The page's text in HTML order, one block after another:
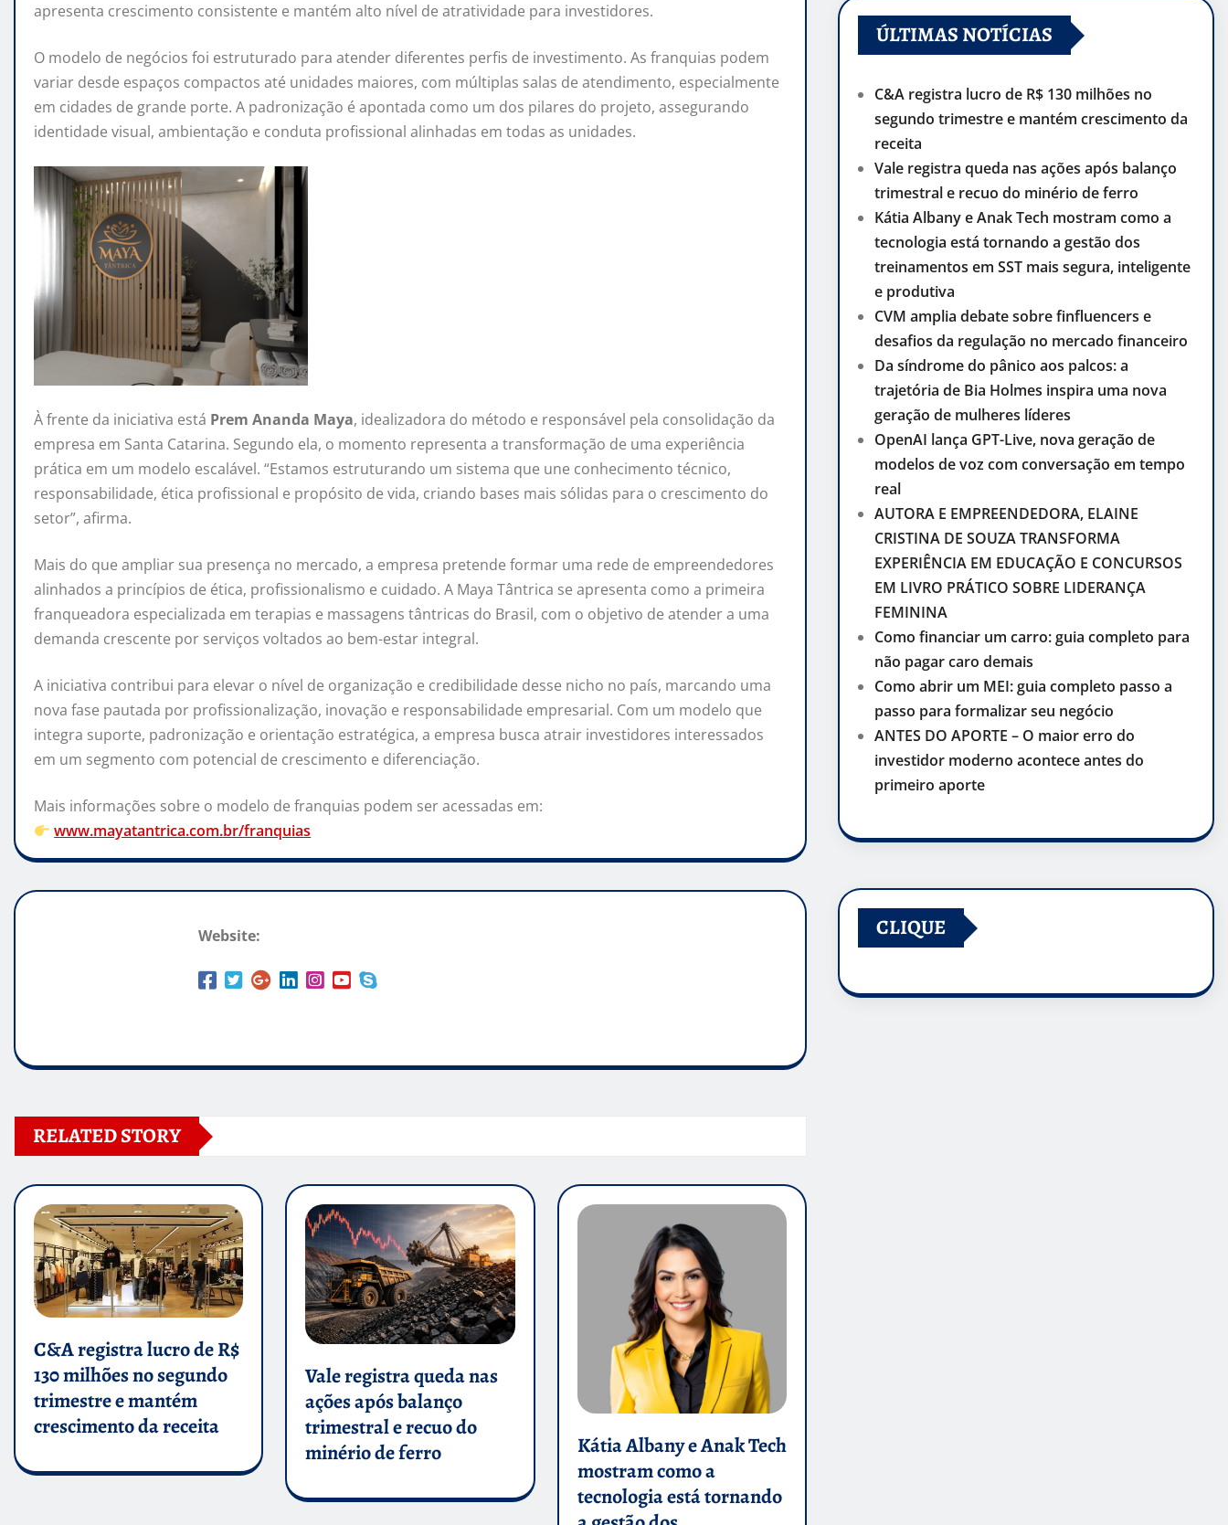
apresenta crescimento consistente e mantém alto nível de atratividade para investidores.
O modelo de negócios foi estruturado para atender diferentes perfis de investimento. As franquias podem
variar desde espaços compactos até unidades maiores, com múltiplas salas de atendimento, especialmente
em cidades de grande porte. A padronização é apontada como um dos pilares do projeto, assegurando
identidade visual, ambientação e conduta profissional alinhadas em todas as unidades.
À frente da iniciativa está Prem Ananda Maya, idealizadora do método e responsável pela consolidação da
empresa em Santa Catarina. Segundo ela, o momento representa a transformação de uma experiência
prática em um modelo escalável. “Estamos estruturando um sistema que une conhecimento técnico,
responsabilidade, ética profissional e propósito de vida, criando bases mais sólidas para o crescimento do
setor”, afirma.
Mais do que ampliar sua presença no mercado, a empresa pretende formar uma rede de empreendedores
alinhados a princípios de ética, profissionalismo e cuidado. A Maya Tântrica se apresenta como a primeira
franqueadora especializada em terapias e massagens tântricas do Brasil, com o objetivo de atender a uma
demanda crescente por serviços voltados ao bem-estar integral.
A iniciativa contribui para elevar o nível de organização e credibilidade desse nicho no país, marcando uma
nova fase pautada por profissionalização, inovação e responsabilidade empresarial. Com um modelo que
integra suporte, padronização e orientação estratégica, a empresa busca atrair investidores interessados
em um segmento com potencial de crescimento e diferenciação.
Mais informações sobre o modelo de franquias podem ser acessadas em:
www.mayatantrica.com.br/franquias
Website:
RELATED STORY
C&A registra lucro de R$
130 milhões no segundo
trimestre e mantém
crescimento da receita
Vale registra queda nas
ações após balanço
trimestral e recuo do
minério de ferro
Kátia Albany e Anak Tech
mostram como a
tecnologia está tornando
ÚLTIMAS NOTÍCIAS
C&A registra lucro de R$ 130 milhões no
segundo trimestre e mantém crescimento da
receita
Vale registra queda nas ações após balanço
trimestral e recuo do minério de ferro
Kátia Albany e Anak Tech mostram como a
tecnologia está tornando a gestão dos
treinamentos em SST mais segura, inteligente
e produtiva
CVM amplia debate sobre finfluencers e
desafios da regulação no mercado financeiro
Da síndrome do pânico aos palcos: a
trajetória de Bia Holmes inspira uma nova
geração de mulheres líderes
OpenAI lança GPT-Live, nova geração de
modelos de voz com conversação em tempo
real
AUTORA E EMPREENDEDORA, ELAINE
CRISTINA DE SOUZA TRANSFORMA
EXPERIÊNCIA EM EDUCAÇÃO E CONCURSOS
EM LIVRO PRÁTICO SOBRE LIDERANÇA
FEMININA
Como financiar um carro: guia completo para
não pagar caro demais
Como abrir um MEI: guia completo passo a
passo para formalizar seu negócio
ANTES DO APORTE – O maior erro do
investidor moderno acontece antes do
primeiro aporte
CLIQUE